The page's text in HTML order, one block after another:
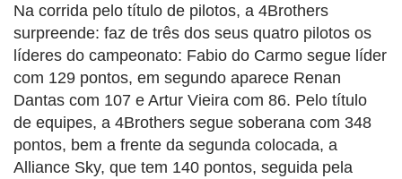
Na corrida pelo título de pilotos, a 4Brothers
surpreende: faz de três dos seus quatro pilotos os
líderes do campeonato: Fabio do Carmo segue líder
com 129 pontos, em segundo aparece Renan
Dantas com 107 e Artur Vieira com 86. Pelo título
de equipes, a 4Brothers segue soberana com 348
pontos, bem a frente da segunda colocada, a
Alliance Sky, que tem 140 pontos, seguida pela